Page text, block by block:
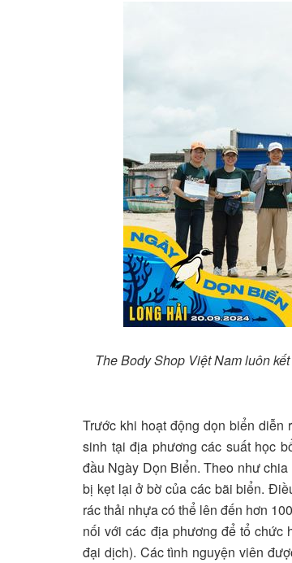
The Body Shop Việt Nam luôn
Trước khi hoạt động dọn biển
sinh tại địa phương các suất học
đầu Ngày Dọn Biển. Theo như
bị kẹt lại ở bờ của các bãi biển.
rác thải nhựa có thể lên đến hơn
nối với các địa phương để tổ chức
đại dịch). Các tình nguyện viên